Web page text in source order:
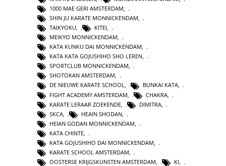
1000 MAE GERI AMSTERDAM
SHIN JU KARATE MONNICKENDAM,
TAIKYOKU, KITEI,
MEIKYO MONNICKENDAM,
KATA KUNKU DAI MONNICKENDAM,
KATA KATA GOJUSHIHO SHO LEREN,
SPORTCLUB MONNICKENDAM,
SHOTOKAN AMSTERDAM,
DE NIEUWE KARATE SCHOOL, BUNKAI KATA,
FIGHT ACADEMY AMSTERDAM
CHAKRA
KARATE LERAAR ZOEKENDE
DIMITRA
SKCA
HEAIN SHODAN
HEIAN GODAN MONNICKENDAM
KATA CHINTE
KATA GOJUSHIHO DAI MONNICKENDAM
KARATE SCHOOL AMSTERDAM
OOSTERSE KRIJGSKUNSTEN AMSTERDAM
KI